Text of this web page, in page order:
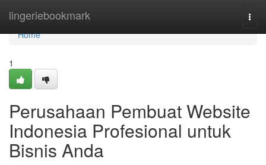
lingeriebookmark
Home
Home
1
Perusahaan Pembuat Website
Indonesia Profesional untuk
Bisnis Anda